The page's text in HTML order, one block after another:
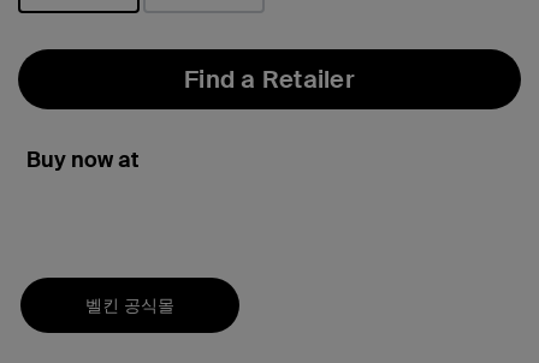
Find a Retailer
Buy now at
벨킨 공식몰